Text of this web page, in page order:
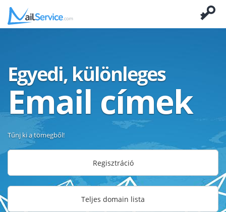
Egyedi, különleges
Email címek
Tűnj ki a tömegből!
Regisztráció
Teljes domain lista